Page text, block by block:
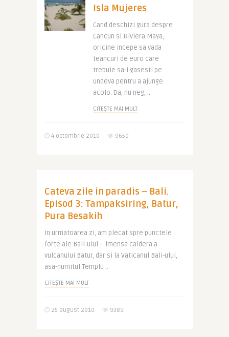
Isla Mujeres
Cand deschizi gura despre
Cancun si Riviera Maya,
oricine incepe sa vada
teancuri de euro care
trebuie sa-i gasesti pe
undeva pentru a ajunge
acolo. Da, nu neg, ..
CITEȘTE MAI MULT
4 octombrie 2010 9650
Cateva zile in paradis – Bali.
Episod 3: Tampaksiring, Batur,
Pura Besakih
In urmatoarea zi, am plecat spre punctele
forte ale Bali-ului – imensa caldera a
vulcanului Batur, dar si la Vaticanul Bali-ului,
asa-numitul Templu ..
CITEȘTE MAI MULT
25 august 2010 9389